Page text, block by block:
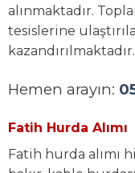
alınmaktadır.
tesislerine
kazandırılmaktadır.
Hemen arayın:
Fatih Hurda Alımı
Fatih hurda alımı